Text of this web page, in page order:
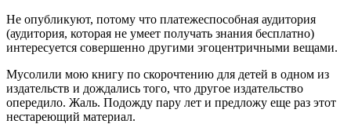
Не опубликуют, потому что платежеспособная аудитория
(аудитория, которая не умеет получать знания бесплатно)
интересуется совершенно другими эгоцентричными вещами.
Мусолили мою книгу по скорочтению для детей в одном из
издательств и дождались того, что другое издательство
опередило. Жаль. Подожду пару лет и предложу еще раз этот
нестареющий материал.